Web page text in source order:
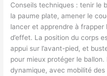
Conseils techniques : tenir le
la paume plate, amener le
lancer et apprendre à
d’effet. La position du corps
appui sur l’avant-pied, et
pour mieux protéger le
dynamique, avec mobilité